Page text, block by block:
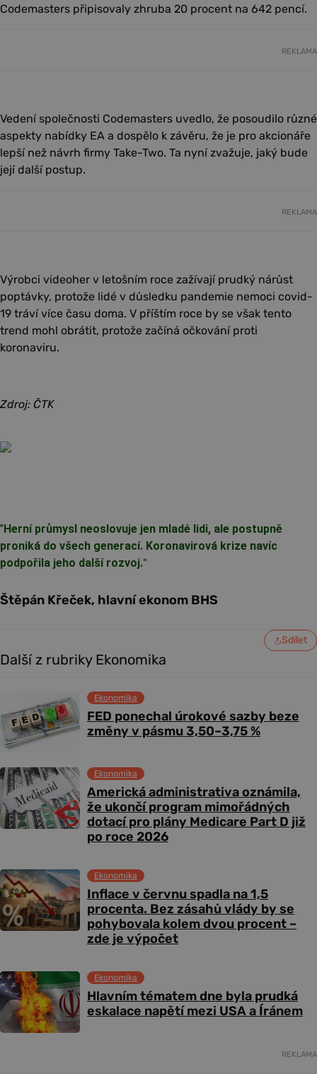
Codemasters připisovaly zhruba 20 procent na 642 pencí.
REKLAMA
Vedení společnosti Codemasters uvedlo, že posoudilo různé
aspekty nabídky EA a dospělo k závěru, že je pro akcionáře
lepší než návrh firmy Take-Two. Ta nyní zvažuje, jaký bude
její další postup.
REKLAMA
Výrobci videoher v letošním roce zažívají prudký nárůst
poptávky, protože lidé v důsledku pandemie nemoci covid-
19 tráví více času doma. V příštím roce by se však tento
trend mohl obrátit, protože začíná očkování proti
koronaviru.
Zdroj: ČTK
" Herní průmysl neoslovuje jen mladé lidi, ale postupně
proniká do všech generací. Koronavirová krize navíc
podpořila jeho další rozvoj."
Štěpán Křeček, hlavní ekonom BHS
Sdílet
Další z rubriky Ekonomika
FED ponechal úrokové sazby beze
změny v pásmu 3,50–3,75 %
Ekonomika
Americká administrativa oznámila,
že ukončí program mimořádných
dotací pro plány Medicare Part D již
po roce 2026
Ekonomika
Inflace v červnu spadla na 1,5
procenta. Bez zásahů vlády by se
pohybovala kolem dvou procent –
zde je výpočet
Ekonomika
Hlavním tématem dne byla prudká
eskalace napětí mezi USA a Íránem
Ekonomika
REKLAMA